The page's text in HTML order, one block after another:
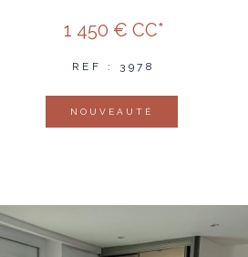
1 450 € CC*
REF : 3978
NOUVEAUTÉ